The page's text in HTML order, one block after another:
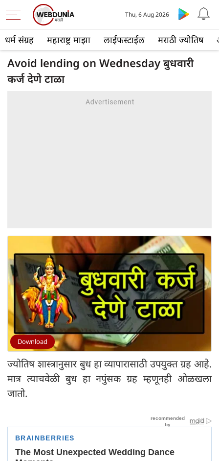
धर्म संग्रह महाराष्ट्र माझा लाईफस्टाईल मराठी ज्योतिष
Thu, 6 Aug 2026
Avoid lending on Wednesday बुधवारी
कर्ज देणे टाळा
Download
ज्योतिष शास्त्रानुसार बुध हा व्यापारासाठी उपयुक्त ग्रह आहे.
मात्र त्याचवेळी बुध हा नपुंसक ग्रह म्हणूनही ओळखला
जातो.